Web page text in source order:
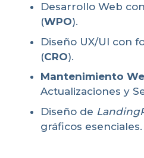
Desarrollo Web
(WPO).
Diseño UX/UI con
(CRO).
Mantenimiento
Actualizaciones y
Diseño de
gráficos esenciales.